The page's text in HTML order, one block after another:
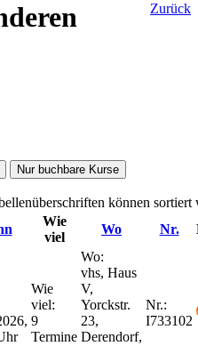
Zurück
Nur buchbare Kurse
können sortiert
Wie
viel
Wo Nr.
Wie
viel:
9
Termine
Wo:
vhs, Haus
V,
Yorckstr.
23,
Derendorf,
Nr.:
I733102